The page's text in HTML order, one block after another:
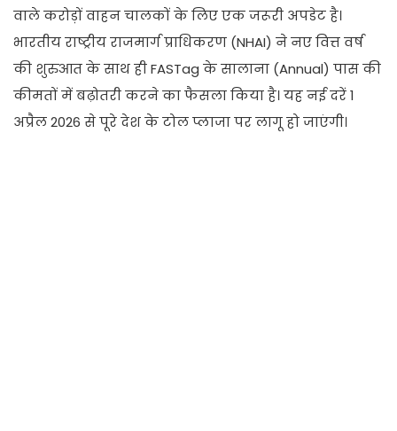
वाले करोड़ों वाहन चालकों के लिए एक जरूरी अपडेट है।
भारतीय राष्ट्रीय राजमार्ग प्राधिकरण (NHAI) ने नए वित्त वर्ष
की शुरुआत के साथ ही FASTag के सालाना (Annual) पास की
कीमतों में बढ़ोतरी करने का फैसला किया है। यह नई दरें 1
अप्रैल 2026 से पूरे देश के टोल प्लाजा पर लागू हो जाएंगी।